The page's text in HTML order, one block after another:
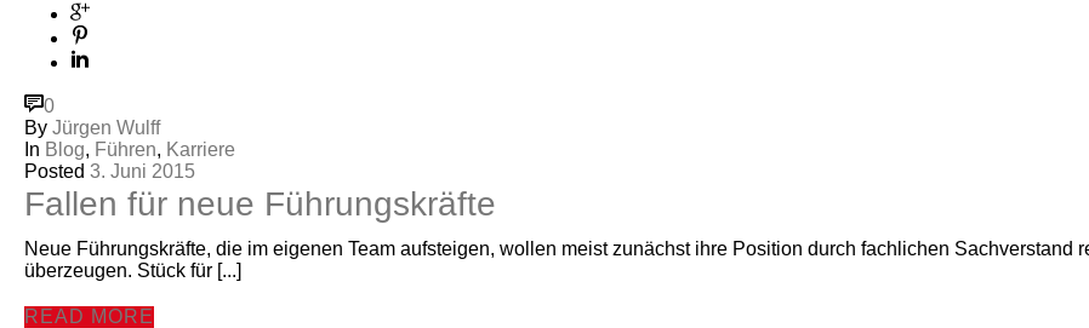
0
By Jürgen Wulff
In Blog, Führen, Karriere
Posted 3. Juni 2015
Fallen für neue Führungskräfte
Neue Führungskräfte, die im eigenen Team aufsteigen, wollen meist zunächst ihre Position durch fachlichen Sachverstand
überzeugen. Stück für [...]
READ MORE